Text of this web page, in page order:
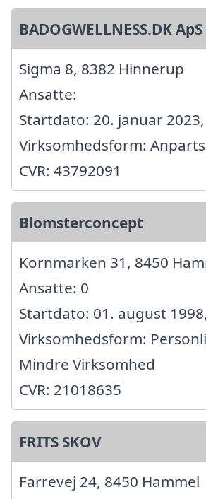
BADOGWELLNESS.DK ApS
Sigma 8, 8382 Hinnerup
Ansatte:
Startdato: 20. januar 2023,
Virksomhedsform:
CVR: 43792091
Blomsterconcept
Kornmarken 31, 8450
Ansatte: 0
Startdato: 01. august 1998,
Virksomhedsform:
Mindre Virksomhed
CVR: 21018635
FRITS SKOV
Farrevej 24, 8450 Hammel